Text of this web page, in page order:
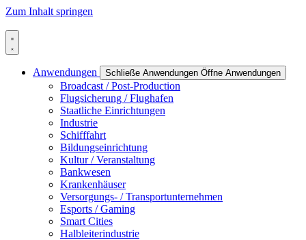
Zum Inhalt springen
Anwendungen Schließe Anwendungen Öffne Anwendungen
Broadcast / Post-Production
Flugsicherung / Flughafen
Staatliche Einrichtungen
Industrie
Schifffahrt
Bildungseinrichtung
Kultur / Veranstaltung
Bankwesen
Krankenhäuser
Versorgungs- / Transportunternehmen
Esports / Gaming
Smart Cities
Halbleiterindustrie